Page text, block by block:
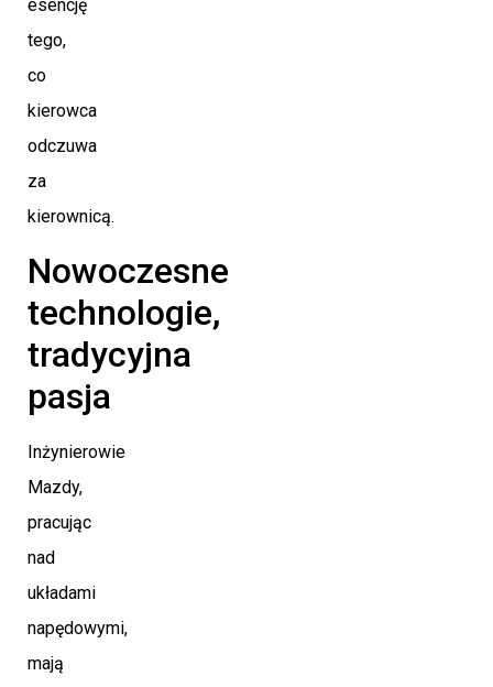
esencję
tego,
co
kierowca
odczuwa
za
kierownicą.
Nowoczesne
technologie,
tradycyjna
pasja
Inżynierowie
Mazdy,
pracując
nad
układami
napędowymi,
mają